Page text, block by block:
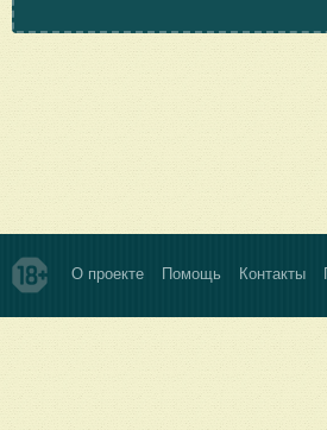
О проекте Помощь Контакты